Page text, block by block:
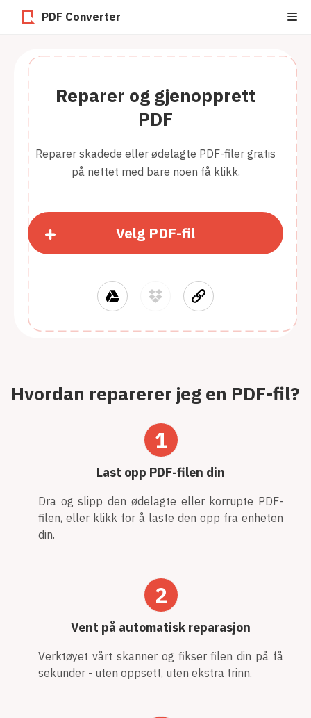
PDF Converter
Reparer og gjenopprett
PDF
Reparer skadede eller ødelagte PDF-filer gratis
på nettet med bare noen få klikk.
Velg PDF-fil
Hvordan reparerer jeg en PDF-fil?
1
Last opp PDF-filen din
Dra og slipp den ødelagte eller korrupte PDF-
filen, eller klikk for å laste den opp fra enheten
din.
2
Vent på automatisk reparasjon
Verktøyet vårt skanner og fikser filen din på få
sekunder - uten oppsett, uten ekstra trinn.